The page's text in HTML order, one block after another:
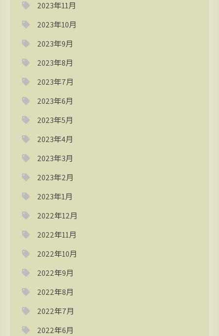
2023年11月
2023年10月
2023年9月
2023年8月
2023年7月
2023年6月
2023年5月
2023年4月
2023年3月
2023年2月
2023年1月
2022年12月
2022年11月
2022年10月
2022年9月
2022年8月
2022年7月
2022年6月